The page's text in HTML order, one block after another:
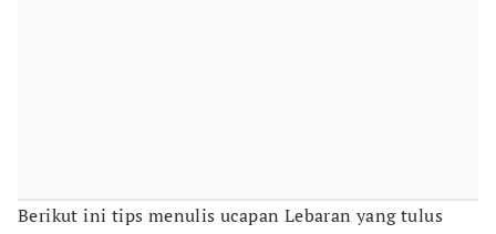
Berikut ini tips menulis ucapan Lebaran yang tulus